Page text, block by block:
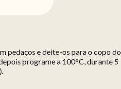
pedaços e deite-os para o copo do
programe a 100°C, durante 5